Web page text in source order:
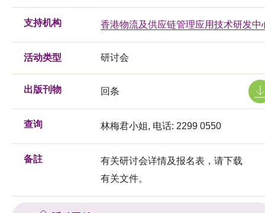
支持机构 香港物流及供应链管理应用技术研发中
活动类型 研讨会
出版刊物 回条
查询 林梅君小姐, 电话: 2299 0550
备註
有关研讨会详情及报名表，请下载
有关文件。